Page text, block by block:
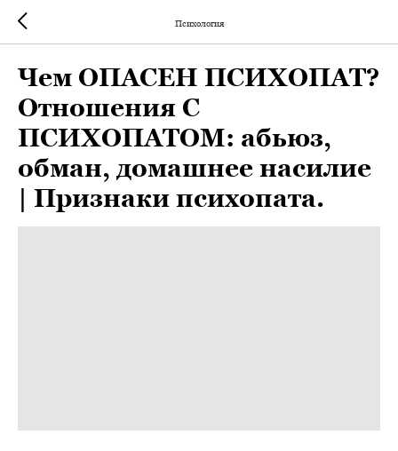
Психология
Чем ОПАСЕН ПСИХОПАТ?
Отношения С
ПСИХОПАТОМ: абьюз,
обман, домашнее насилие
| Признаки психопата.